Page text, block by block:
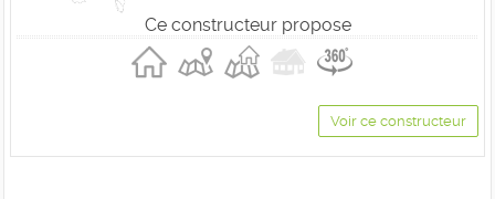
Ce constructeur propose
Voir ce constructeur